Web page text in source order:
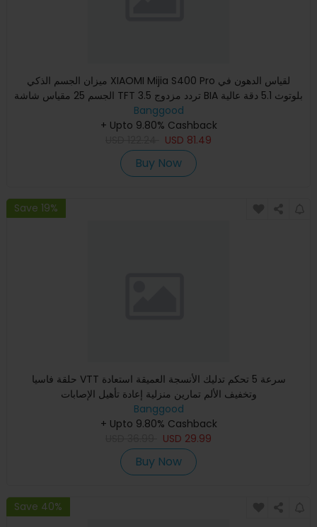
ميزان الجسم الذكي XIAOMI Mijia S400 Pro لقياس الدهون في
الجسم 25 مقياس شاشة TFT 3.5 تردد مزدوج BIA بلوتوث 5.1 دقة عالية
Banggood
+ Upto 9.80% Cashback
USD 81.49
Buy Now
Save 19%
حلقة فاسيا VTT سرعة 5 تحكم تدليك الأنسجة العميقة استعادة
وتخفيف الألم تمارين منزلية إعادة تأهيل الإصابات
Banggood
+ Upto 9.80% Cashback
USD 29.99
Buy Now
Save 40%